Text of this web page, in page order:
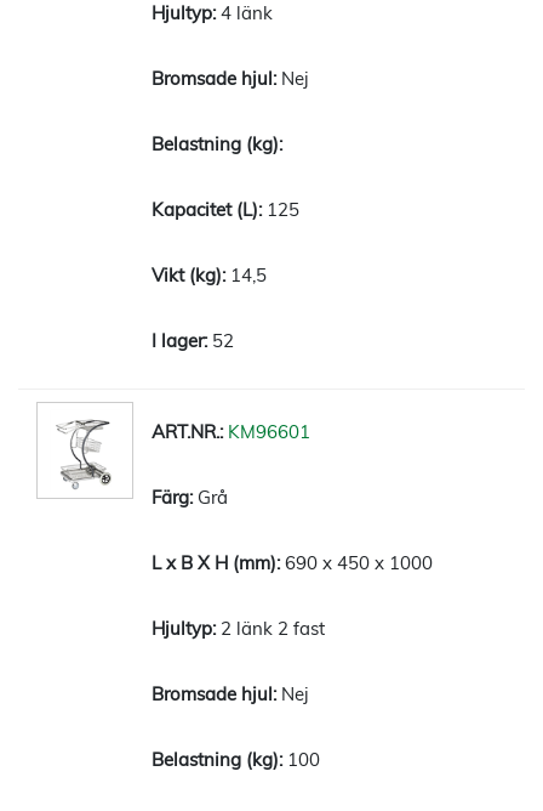
4 länk
Nej
125
14,5
52
KM96601
Grå
690 x 450 x 1000
2 länk 2 fast
Nej
100